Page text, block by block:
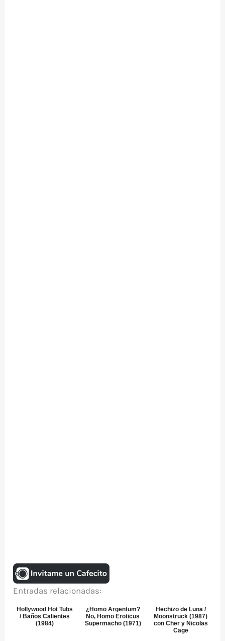
Entradas relacionadas:
Hollywood Hot Tubs
/ Baños Calientes
(1984)
¿Homo Argentum?
No, Homo Eroticus
Supermacho (1971)
Hechizo de Luna /
Moonstruck (1987)
con Cher y Nicolas
Cage